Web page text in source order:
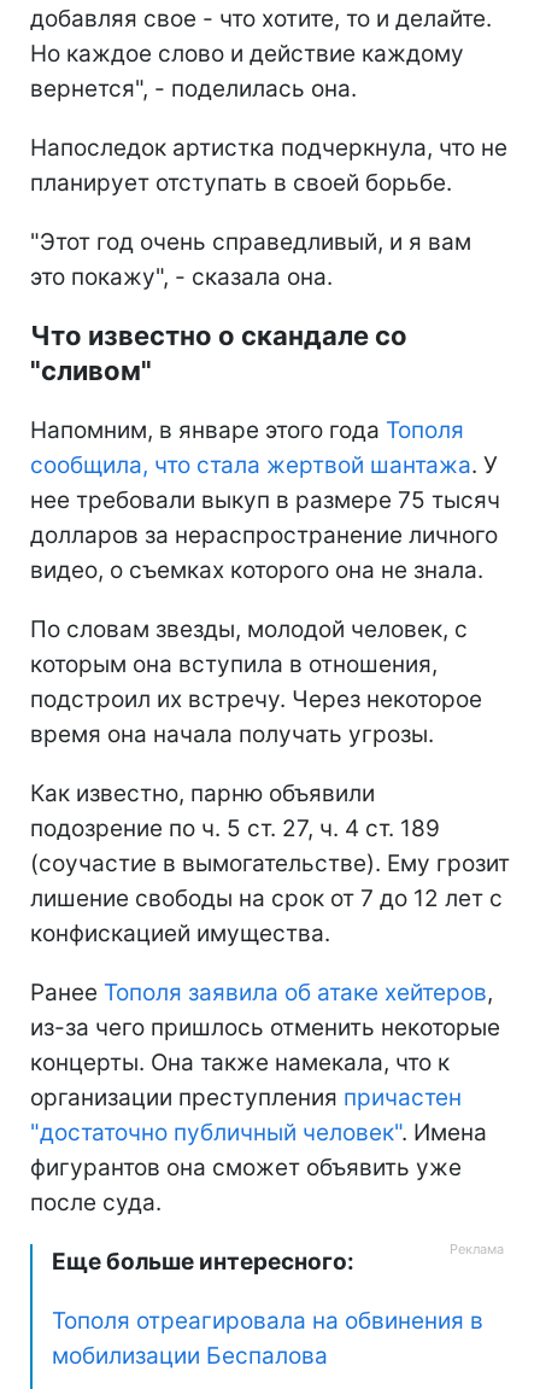
добавляя свое - что хотите, то и делайте.
Но каждое слово и действие каждому
вернется", - поделилась она.
Напоследок артистка подчеркнула, что не
планирует отступать в своей борьбе.
"Этот год очень справедливый, и я вам
это покажу", - сказала она.
Что известно о скандале со
"сливом"
Напомним, в январе этого года Тополя
сообщила, что стала жертвой шантажа. У
нее требовали выкуп в размере 75 тысяч
долларов за нераспространение личного
видео, о съемках которого она не знала.
По словам звезды, молодой человек, с
которым она вступила в отношения,
подстроил их встречу. Через некоторое
время она начала получать угрозы.
Как известно, парню объявили
подозрение по ч. 5 ст. 27, ч. 4 ст. 189
(соучастие в вымогательстве). Ему грозит
лишение свободы на срок от 7 до 12 лет с
конфискацией имущества.
Ранее Тополя заявила об атаке хейтеров,
из-за чего пришлось отменить некоторые
концерты. Она также намекала, что к
организации преступления причастен
"достаточно публичный человек". Имена
фигурантов она сможет объявить уже
после суда.
Еще больше интересного:
Тополя отреагировала на обвинения в
мобилизации Беспалова